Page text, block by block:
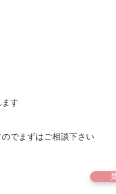
す
でまずはご相談下さい